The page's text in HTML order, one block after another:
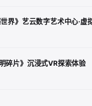
世界》艺云数字艺术中心·虚
碎片》沉浸式VR探索体验